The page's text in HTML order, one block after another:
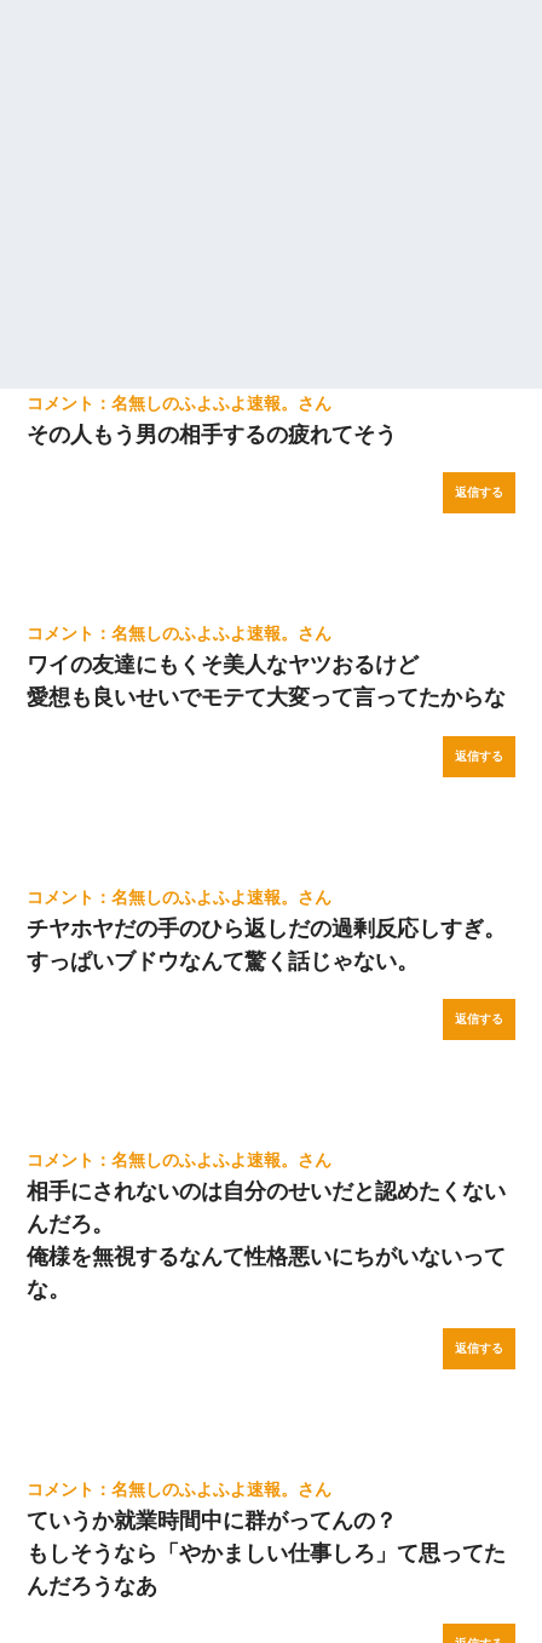
放置子が病院送りになったらしい → 俺（二度と帰ってくる
なよ…嫁を半身不随にしやがった恨みは、正直こんなもん
私（23）冗談のつもりで上司（27）に胸を揉ませた結
果・・・
ケーキバイキングにいた単独の50くらいのオッサン、強烈
子供の頃、母の弟にイタズラされてて中学に入ってから関
名無しのふよふよ速報。
その人もう男の相手するの疲れてそう
返信する
名無しのふよふよ速報。
ワイの友達にもくそ美人なヤツおるけど
愛想も良いせいでモテて大変って言ってたからな
返信する
名無しのふよふよ速報。
チヤホヤだの手のひら返しだの過剰反応しすぎ。
すっぱいブドウなんて驚く話じゃない。
返信する
名無しのふよふよ速報。
相手にされないのは自分のせいだと認めたくない
んだろ。
俺様を無視するなんて性格悪いにちがいないって
な。
返信する
名無しのふよふよ速報。
ていうか就業時間中に群がってんの？
もしそうなら「やかましい仕事しろ」て思ってた
んだろうなあ